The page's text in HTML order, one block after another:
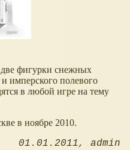
фигурки снежных
имперского полевого
в любой игре на тему
в ноябре 2010.
01.01.2011 admin